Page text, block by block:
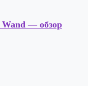
— обзор